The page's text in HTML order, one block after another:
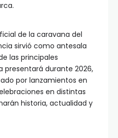
de la caravana del
sirvió como antesala
las principales
presentará durante 2026,
por lanzamientos en
en distintas
historia, actualidad y